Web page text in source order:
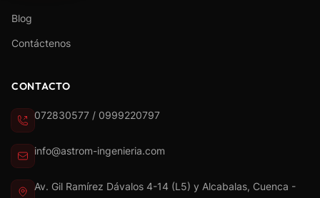
Blog
Contáctenos
CONTACTO
072830577 / 0999220797
info@astrom-ingenieria.com
Av. Gil Ramírez Dávalos 4-14 (L5) y Alcabalas, Cuenca -